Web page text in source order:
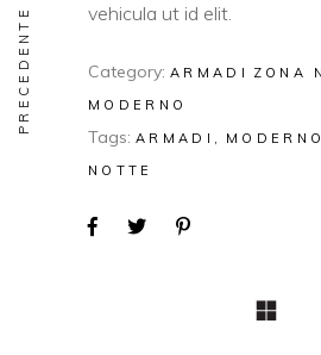
vehicula ut id elit.
Category: ARMADI
ZONA
MODERNO
Tags: ARMADI MODERNO
NOTTE
PRECEDENTE